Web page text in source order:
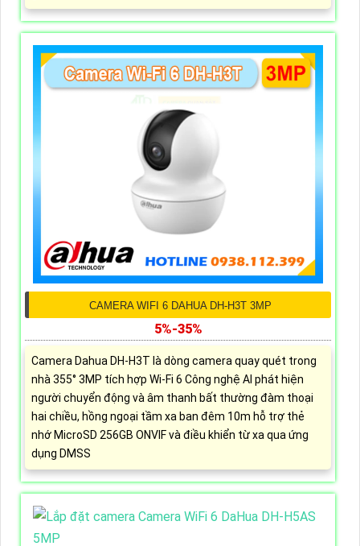
CAMERA WIFI 6 DAHUA DH-H3T 3MP
5%-35%
Camera Dahua DH-H3T là dòng camera quay quét trong
nhà 355° 3MP tích hợp Wi-Fi 6 Công nghệ AI phát hiện
người chuyển động và âm thanh bất thường đàm thoại
hai chiều, hồng ngoại tầm xa ban đêm 10m hỗ trợ thẻ
nhớ MicroSD 256GB ONVIF và điều khiển từ xa qua ứng
dụng DMSS